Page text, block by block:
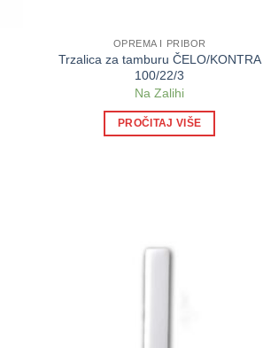
OPREMA I PRIBOR
Trzalica za tamburu ČELO/KONTRA
100/22/3
Na Zalihi
PROČITAJ VIŠE